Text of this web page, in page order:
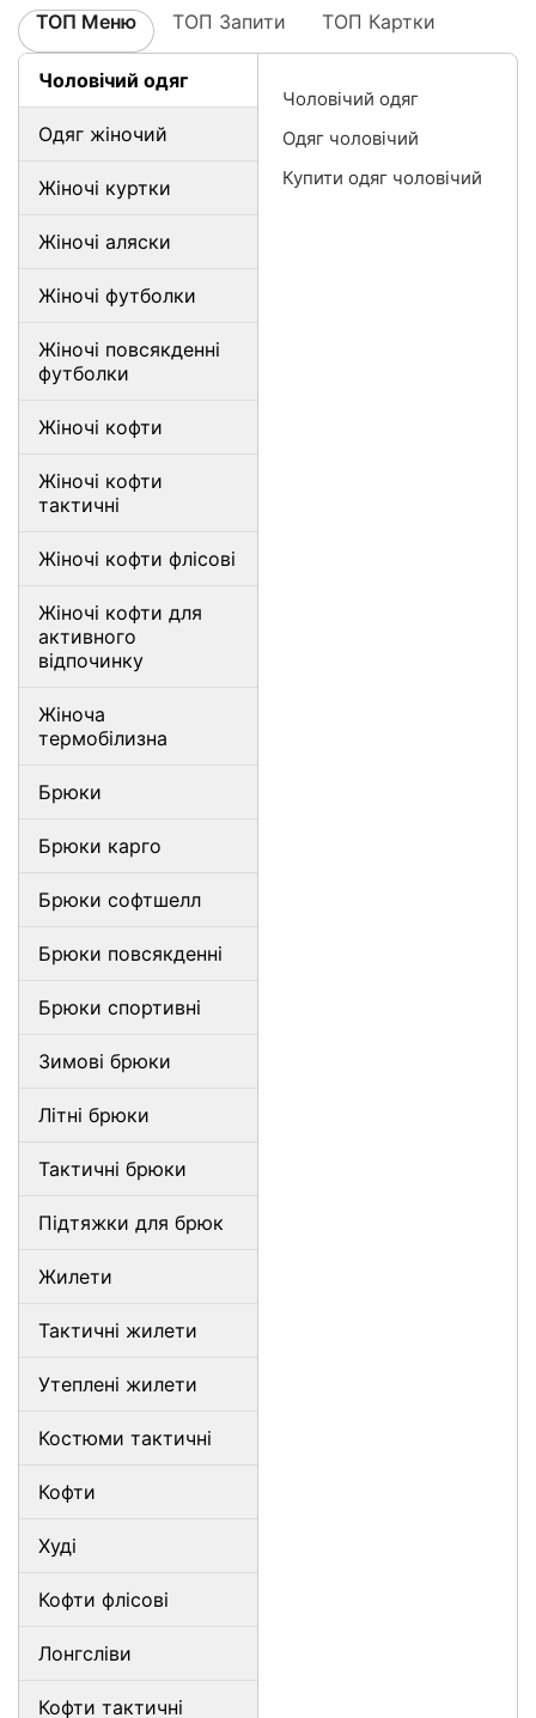
ТОП Меню ТОП Запити ТОП Картки
Чоловічий одяг
Одяг жіночий
Жіночі куртки
Жіночі аляски
Жіночі футболки
Жіночі повсякденні
футболки
Жіночі кофти
Жіночі кофти
тактичні
Жіночі кофти флісові
Жіночі кофти для
активного
відпочинку
Жіноча
термобілизна
Брюки
Брюки карго
Брюки софтшелл
Брюки повсякденні
Брюки спортивні
Зимові брюки
Літні брюки
Тактичні брюки
Підтяжки для брюк
Жилети
Тактичні жилети
Утеплені жилети
Костюми тактичні
Кофти
Худі
Кофти флісові
Лонгсліви
Кофти тактичні
Чоловічий одяг
Одяг чоловічий
Купити одяг чоловічий